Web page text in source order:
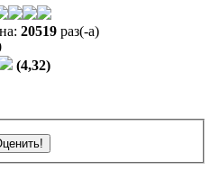
20519раз(-а)
(4,32)